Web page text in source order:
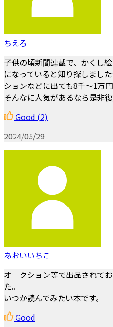
ちえろ
子供の頃新聞連載で、かくし
になっていると知り探しまし
ションなどに出ても8千～1万
そんなに人気があるなら是非
Good (2)
2024/05/29
あおいいちこ
オークション等で出品されて
た。
いつか読んでみたい本です。
Good